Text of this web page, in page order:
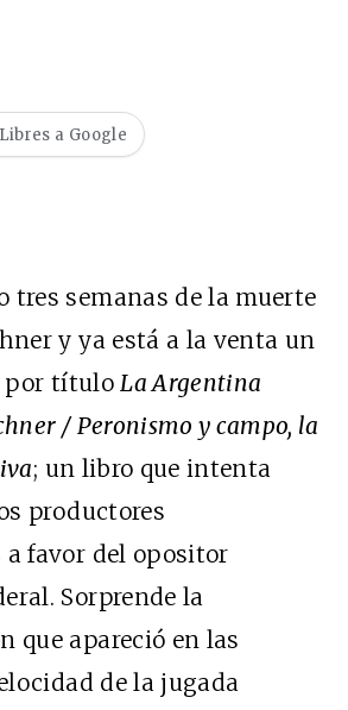
a Google
tres semanas de la muerte
y ya está a la venta un
por títuloLa Argentina
/ Peronismo y campo, la
; un libro que intenta
productores
a favor del opositor
Sorprende la
que apareció en las
de la jugada